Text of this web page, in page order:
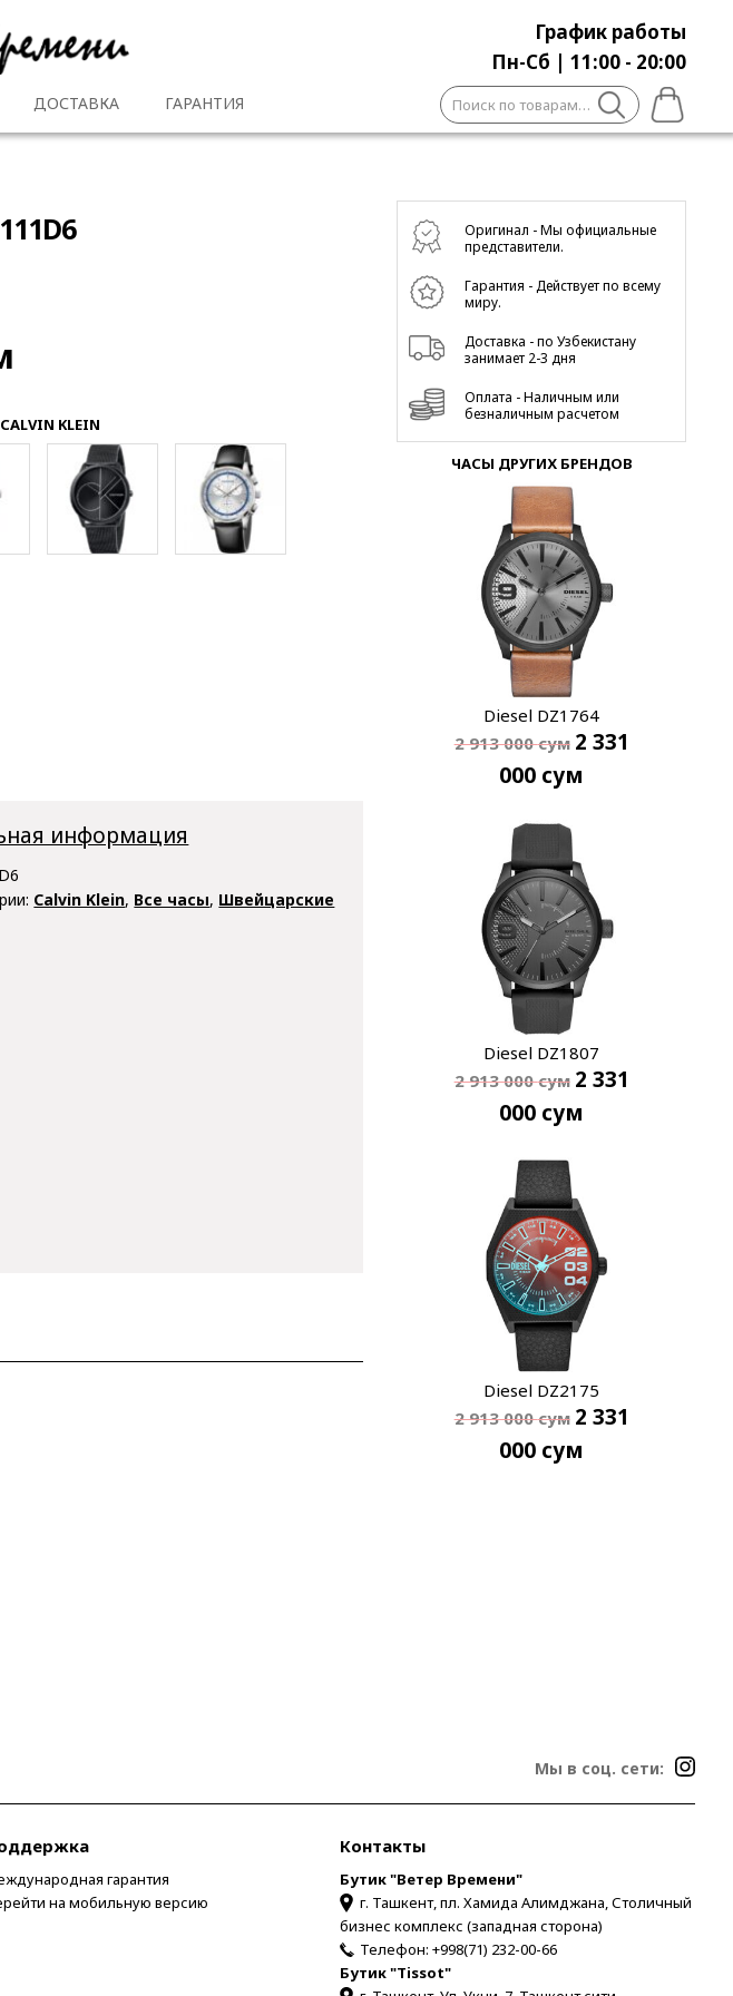
График работы
Пн-Сб | 11:00 - 20:00
ДОСТАВКА ГАРАНТИЯ Искать:
KLEIN
информация
Calvin Klein, Все часы, Швейцарские
Оригинал - Мы официальные
представители.
Гарантия - Действует по всему
миру.
Доставка - по Узбекистану
занимает 2-3 дня
Оплата - Наличным или
безналичным расчетом
ЧАСЫ ДРУГИХ БРЕНДОВ
Diesel DZ1764
2 913 000сум 2 331
000 сум
Diesel DZ1807
2 913 000сум 2 331
000 сум
Diesel DZ2175
2 913 000сум 2 331
000 сум
Мы в соц. сети:
гарантия
на мобильную версию
Контакты
Бутик "Ветер Времени"
г. Ташкент, пл. Хамида Алимджана, Столичный
бизнес комплекс (западная сторона)
Телефон: +998(71) 232-00-66
Бутик "Tissot"